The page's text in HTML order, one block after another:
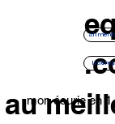
litières
mon écurie en 1
au